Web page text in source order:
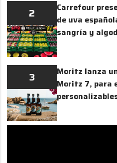
2
Carrefour
de uva
sangría y
3
Moritz lanza
Moritz 7, para